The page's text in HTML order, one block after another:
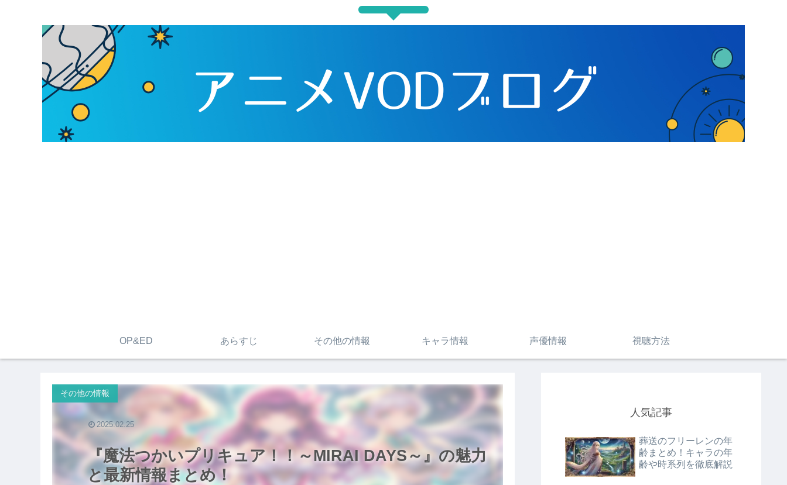
OP&ED あらすじ その他の情報 キャラ情報 声優情報 視聴方法
『魔法つかいプリキュア！！～MIRAI DAYS～』の魅力
と最新情報まとめ！
その他の情報
2025.02.25
人気記事
葬送のフリーレンの年
齢まとめ！キャラの年
齢や時系列を徹底解説